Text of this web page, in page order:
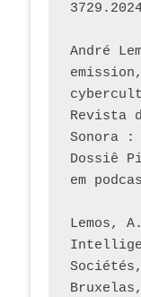
André
Revista
Sonora
Dossiê
em
Lemos,